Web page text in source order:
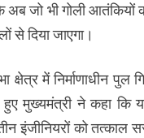
अब जो भी गोली आतंकियों
से दिया जाएगा।
क्षेत्र में निर्माणाधीन पुल
हुए मुख्यमंत्री ने कहा कि
इंजीनियरों को तत्काल